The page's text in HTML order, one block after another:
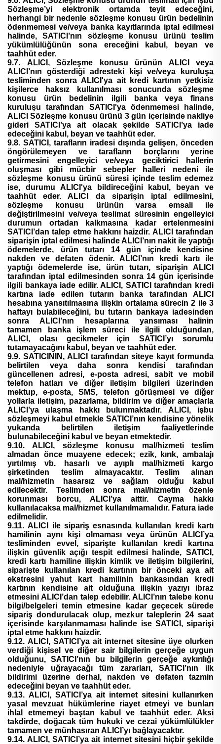
Sözleşme’yi elektronik ortamda teyit edeceğini,
herhangi bir nedenle sözleşme konusu ürün bedelinin
ödenmemesi ve/veya banka kayıtlarında iptal edilmesi
halinde, SATICI’nın sözleşme konusu ürünü teslim
yükümlülüğünün sona ereceğini kabul, beyan ve
taahhüt eder.
9.7. ALICI, Sözleşme konusu ürünün ALICI veya
ALICI’nın gösterdiği adresteki kişi ve/veya kuruluşa
tesliminden sonra ALICI'ya ait kredi kartının yetkisiz
kişilerce haksız kullanılması sonucunda sözleşme
konusu ürün bedelinin ilgili banka veya finans
kuruluşu tarafından SATICI'ya ödenmemesi halinde,
ALICI Sözleşme konusu ürünü 3 gün içerisinde nakliye
gideri SATICI’ya ait olacak şekilde SATICI’ya iade
edeceğini kabul, beyan ve taahhüt eder.
9.8. SATICI, tarafların iradesi dışında gelişen, önceden
öngörülemeyen ve tarafların borçlarını yerine
getirmesini engelleyici ve/veya geciktirici hallerin
oluşması gibi mücbir sebepler halleri nedeni ile
sözleşme konusu ürünü süresi içinde teslim edemez
ise, durumu ALICI'ya bildireceğini kabul, beyan ve
taahhüt eder. ALICI da siparişin iptal edilmesini,
sözleşme konusu ürünün varsa emsali ile
değiştirilmesini ve/veya teslimat süresinin engelleyici
durumun ortadan kalkmasına kadar ertelenmesini
SATICI’dan talep etme hakkını haizdir. ALICI tarafından
siparişin iptal edilmesi halinde ALICI’nın nakit ile yaptığı
ödemelerde, ürün tutarı 14 gün içinde kendisine
nakden ve defaten ödenir. ALICI’nın kredi kartı ile
yaptığı ödemelerde ise, ürün tutarı, siparişin ALICI
tarafından iptal edilmesinden sonra 14 gün içerisinde
ilgili bankaya iade edilir. ALICI, SATICI tarafından kredi
kartına iade edilen tutarın banka tarafından ALICI
hesabına yansıtılmasına ilişkin ortalama sürecin 2 ile 3
haftayı bulabileceğini, bu tutarın bankaya iadesinden
sonra ALICI’nın hesaplarına yansıması halinin
tamamen banka işlem süreci ile ilgili olduğundan,
ALICI, olası gecikmeler için SATICI’yı sorumlu
tutamayacağını kabul, beyan ve taahhüt eder.
9.9. SATICININ, ALICI tarafından siteye kayıt formunda
belirtilen veya daha sonra kendisi tarafından
güncellenen adresi, e-posta adresi, sabit ve mobil
telefon hatları ve diğer iletişim bilgileri üzerinden
mektup, e-posta, SMS, telefon görüşmesi ve diğer
yollarla iletişim, pazarlama, bildirim ve diğer amaçlarla
ALICI’ya ulaşma hakkı bulunmaktadır. ALICI, işbu
sözleşmeyi kabul etmekle SATICI’nın kendisine yönelik
yukarıda belirtilen iletişim faaliyetlerinde
bulunabileceğini kabul ve beyan etmektedir.
9.10. ALICI, sözleşme konusu mal/hizmeti teslim
almadan önce muayene edecek; ezik, kırık, ambalajı
yırtılmış vb. hasarlı ve ayıplı mal/hizmeti kargo
şirketinden teslim almayacaktır. Teslim alınan
mal/hizmetin hasarsız ve sağlam olduğu kabul
edilecektir. Teslimden sonra mal/hizmetin özenle
korunması borcu, ALICI’ya aittir. Cayma hakkı
kullanılacaksa mal/hizmet kullanılmamalıdır. Fatura iade
edilmelidir.
9.11. ALICI ile sipariş esnasında kullanılan kredi kartı
hamilinin aynı kişi olmaması veya ürünün ALICI’ya
tesliminden evvel, siparişte kullanılan kredi kartına
ilişkin güvenlik açığı tespit edilmesi halinde, SATICI,
kredi kartı hamiline ilişkin kimlik ve iletişim bilgilerini,
siparişte kullanılan kredi kartının bir önceki aya ait
ekstresini yahut kart hamilinin bankasından kredi
kartının kendisine ait olduğuna ilişkin yazıyı ibraz
etmesini ALICI’dan talep edebilir. ALICI’nın talebe konu
bilgi/belgeleri temin etmesine kadar geçecek sürede
sipariş dondurulacak olup, mezkur taleplerin 24 saat
içerisinde karşılanmaması halinde ise SATICI, siparişi
iptal etme hakkını haizdir.
9.12. ALICI, SATICI’ya ait internet sitesine üye olurken
verdiği kişisel ve diğer sair bilgilerin gerçeğe uygun
olduğunu, SATICI’nın bu bilgilerin gerçeğe aykırılığı
nedeniyle uğrayacağı tüm zararları, SATICI’nın ilk
bildirimi üzerine derhal, nakden ve defaten tazmin
edeceğini beyan ve taahhüt eder.
9.13. ALICI, SATICI’ya ait internet sitesini kullanırken
yasal mevzuat hükümlerine riayet etmeyi ve bunları
ihlal etmemeyi baştan kabul ve taahhüt eder. Aksi
takdirde, doğacak tüm hukuki ve cezai yükümlülükler
tamamen ve münhasıran ALICI’yı bağlayacaktır.
9.14. ALICI, SATICI’ya ait internet sitesini hiçbir şekilde